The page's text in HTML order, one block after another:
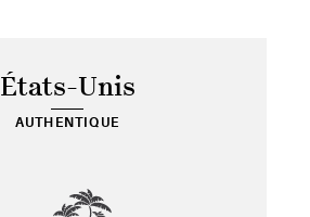
États-Unis
AUTHENTIQUE